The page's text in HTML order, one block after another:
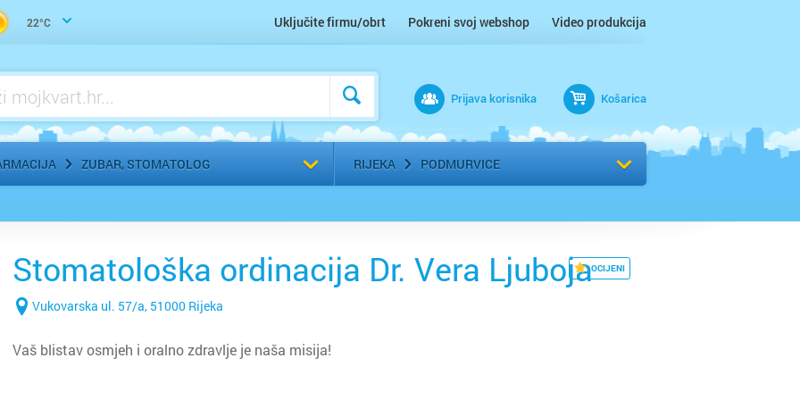
22°C Uključite firmu/obrt Pokreni svoj webshop Video produkcija
Prijava korisnika Košarica
ZUBAR, STOMATOLOG
Urologija
Zubar, Stomatolog
RIJEKA PODMURVICE
Odaberi grad
OCIJENI
Stomatološka ordinacija Dr. Vera Ljuboja
Vukovarska ul. 57/a, 51000 Rijeka
Vaš blistav osmjeh i oralno zdravlje je naša misija!